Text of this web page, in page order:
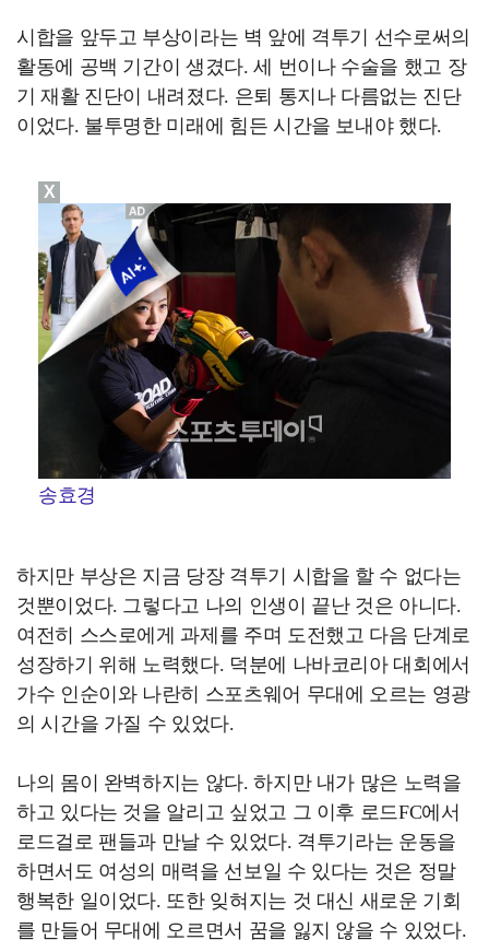
시합을 앞두고 부상이라는 벽 앞에 격투기 선수로써의
활동에 공백 기간이 생겼다. 세 번이나 수술을 했고 장
기 재활 진단이 내려졌다. 은퇴 통지나 다름없는 진단
이었다. 불투명한 미래에 힘든 시간을 보내야 했다.
송효경
하지만 부상은 지금 당장 격투기 시합을 할 수 없다는
것뿐이었다. 그렇다고 나의 인생이 끝난 것은 아니다.
여전히 스스로에게 과제를 주며 도전했고 다음 단계로
성장하기 위해 노력했다. 덕분에 나바코리아 대회에서
가수 인순이와 나란히 스포츠웨어 무대에 오르는 영광
의 시간을 가질 수 있었다.
나의 몸이 완벽하지는 않다. 하지만 내가 많은 노력을
하고 있다는 것을 알리고 싶었고 그 이후 로드FC에서
로드걸로 팬들과 만날 수 있었다. 격투기라는 운동을
하면서도 여성의 매력을 선보일 수 있다는 것은 정말
행복한 일이었다. 또한 잊혀지는 것 대신 새로운 기회
를 만들어 무대에 오르면서 꿈을 잃지 않을 수 있었다.
X